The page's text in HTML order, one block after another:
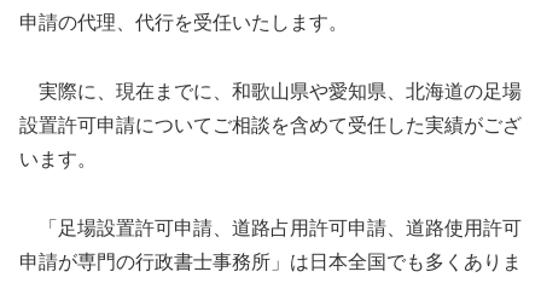
申請の代理、代行を受任いたします。
実際に、現在までに、和歌山県や愛知県、北海道の足場
設置許可申請についてご相談を含めて受任した実績がござ
います。
「足場設置許可申請、道路占用許可申請、道路使用許可
申請が専門の行政書士事務所」は日本全国でも多くありま